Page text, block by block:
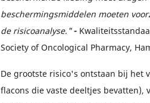
beschermingsmiddelen moeten
de risicoanalyse."-
Society of Oncological Pharmacy,
De grootste risico's ontstaan bij het
flacons die vaste deeltjes bevatten),